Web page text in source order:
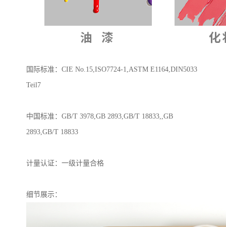
国际标准 ： CIE No.15,ISO7724-1,ASTM E1164,DIN5033
Teil7
中国标准 ： GB/T 3978,GB 2893,GB/T 18833,,GB
2893,GB/T 18833
计量认证 ： 一级计量合格
细节展示：